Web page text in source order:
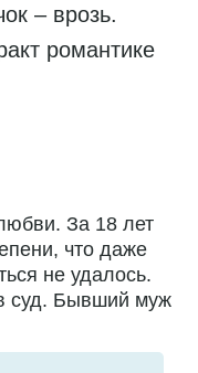
– врозь.
романтике
За 18 лет
что даже
не удалось.
суд. Бывший муж